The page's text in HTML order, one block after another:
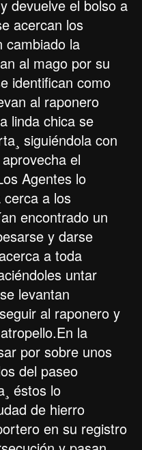
devuelve el bolso a
acercan los
cambiado la
al mago por su
identifican como
al raponero
linda chica se
siguiéndola con
el
Agentes lo
cerca a los
encontrado un
y darse
a toda
untar
levantan
al raponero y
la
por sobre unos
del paseo
éstos lo
de hierro
en su registro